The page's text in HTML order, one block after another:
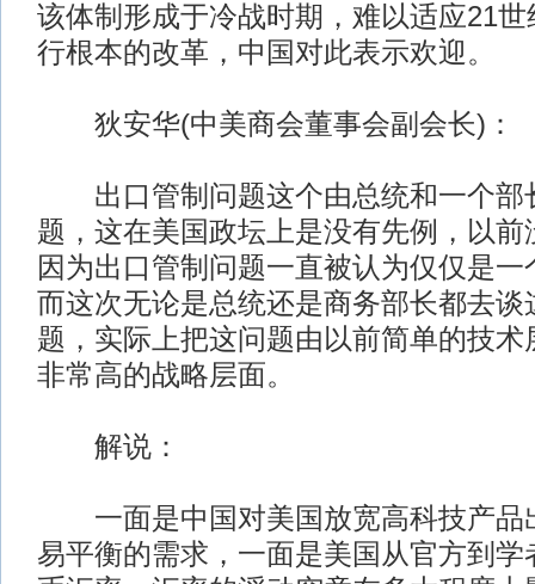
该体制形成于冷战时期，难以适应21
行根本的改革，中国对此表示欢迎。
狄安华(中美商会董事会副会长)：
出口管制问题这个由总统和一个部
题，这在美国政坛上是没有先例，以前
因为出口管制问题一直被认为仅仅是
而这次无论是总统还是商务部长都去谈
题，实际上把这问题由以前简单的技术
非常高的战略层面。
解说：
一面是中国对美国放宽高科技产品
易平衡的需求，一面是美国从官方到学